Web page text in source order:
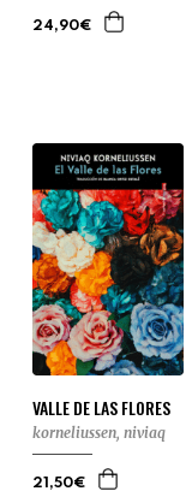
24,90€
VALLE DE LAS FLORES
korneliussen, niviaq
21,50€